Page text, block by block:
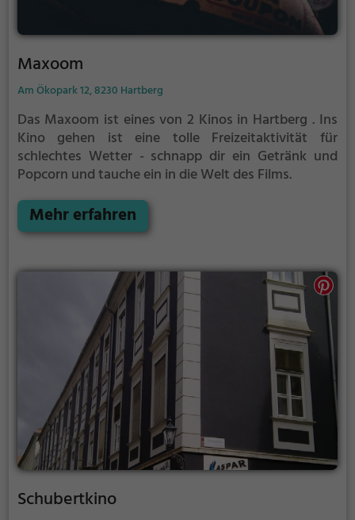
Maxoom
Am Ökopark 12, 8230 Hartberg
Das Maxoom ist eines von 2 Kinos in Hartberg . Ins
Kino gehen ist eine tolle Freizeitaktivität für
schlechtes Wetter - schnapp dir ein Getränk und
Popcorn und tauche ein in die Welt des Films.
Mehr erfahren
Schubertkino